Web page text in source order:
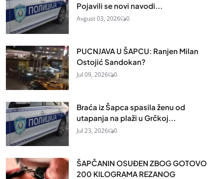
Pojavili se novi navodi...
Avgust 03, 2026 0
PUCNJAVA U ŠAPCU: Ranjen Milan
Ostojić Sandokan?
Jul 09, 2026 0
Braća iz Šapca spasila ženu od
utapanja na plaži u Grčkoj...
Jul 23, 2026 0
ŠAPČANIN OSUĐEN ZBOG GOTOVO
200 KILOGRAMA REZANOG